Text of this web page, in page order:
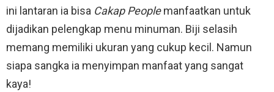
ini lantaran ia bisa Cakap Peoplemanfaatkan untuk
dijadikan pelengkap menu minuman. Biji selasih
memang memiliki ukuran yang cukup kecil. Namun
siapa sangka ia menyimpan manfaat yang sangat
kaya!